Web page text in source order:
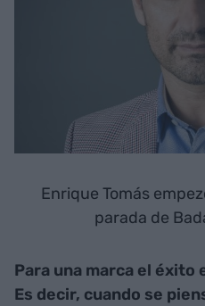
Enrique Tomás
parada de
Para una marca el éxito
Es decir, cuando se